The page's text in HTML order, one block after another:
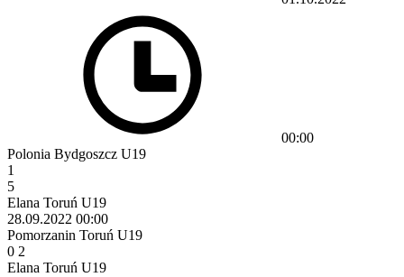
00:00
Polonia Bydgoszcz U19
1
5
Elana Toruń U19
28.09.2022 00:00
Pomorzanin Toruń U19
0 2
Elana Toruń U19